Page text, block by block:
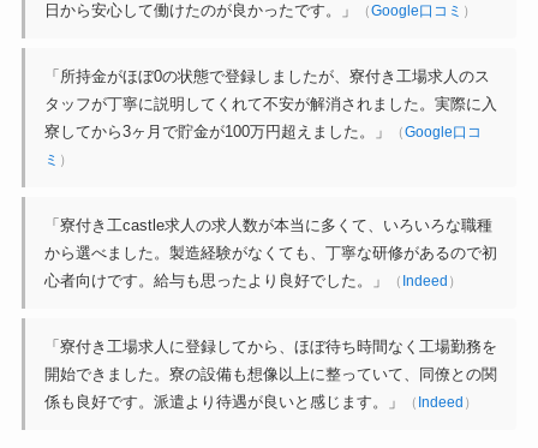
日から安心して働けたのが良かったです。」
（Google口コミ ）
「所持金がほぼ0の状態で登録しましたが、寮付き工場求人のス
タッフが丁寧に説明してくれて不安が解消されました。実際に入
寮してから3ヶ月で貯金が100万円超えました。」
（Google口コ
ミ ）
「寮付き工castle求人の求人数が本当に多くて、いろいろな職種
から選べました。製造経験がなくても、丁寧な研修があるので初
心者向けです。給与も思ったより良好でした。」
（ Indeed ）
「寮付き工場求人に登録してから、ほぼ待ち時間なく工場勤務を
開始できました。寮の設備も想像以上に整っていて、同僚との関
係も良好です。派遣より待遇が良いと感じます。」
（ Indeed ）